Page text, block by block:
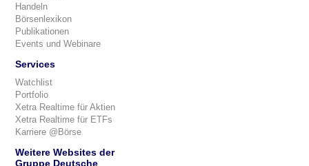
Handeln
Börsenlexikon
Publikationen
Events und Webinare
Services
Watchlist
Portfolio
Xetra Realtime für Aktien
Xetra Realtime für ETFs
Karriere @Börse
Weitere Websites der
Gruppe Deutsche